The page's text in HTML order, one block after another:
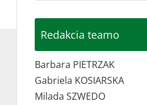
Redakcia teamo
Barbara PIETRZAK
Gabriela KOSIARSKA
Milada SZWEDO